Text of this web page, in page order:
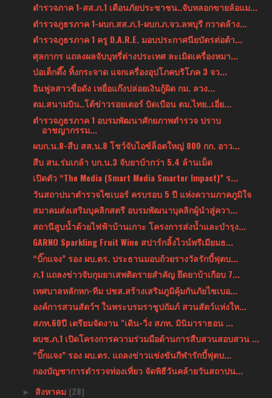
ตำรวจภาค 1-สส.ภ.1 เตือนภัยประชาชน..จับหลอกขายล้อแม...
ตำรวจภูธรภาค 1-ผบก.สส.ภ.1-ผบก.ภ.จว.ลพบุรี กวาดล้าง...
ตำรวจภูธรภาค 1 ครู D.A.R.E. มอบประกาศนียบัตรต่อต้า...
ศุลกากร แถลงผลจับบุหรี่ต่างประเทศ ละเมิดเครื่องหมา...
ป่อเต็กตึ๊ง ทิ้งกระจาด แจกเครื่องอุปโภคบริโภค 3 จว...
อินฟูลสาวชื่อดัง เหยื่อแก๊งปล่อยเงินกู้ผิด กม. ลวง...
ตม.สนามบิน..โต้ข่าวรอยเตอร์ บิดเบือน ตม.ไทย..เอี่ย...
ตำรวจภูธรภาค 1 อบรมพัฒนาศักยภาพตำรวจ ปราบ
อาชญากรรม...
ผบก.น.8-สืบ สส.น.8 โชว์จับไอซ์ล็อตใหญ่ 800 กก. อาว...
สืบ สน.ร่มเกล้า บก.น.3 จับยาบ้ากว่า 5.4 ล้านเม็ด
เปิดตัว “The Media (Smart Media Smarter Impact)” ร...
วันสถาปนาตำรวจไซเบอร์ ครบรอบ 5 ปี แห่งความภาคภูมิใจ
สมาคมส่งเสริมบุคลิกสตรี อบรมพัฒนาบุคลิกผู้นำสู่ควา...
สถานีสูบน้ำด้วยไฟฟ้าบ้านเกาะ โครงการส่งน้ำและบำรุง...
GARNO Sparkling Fruit Wine สปาร์กลิ้งไวน์พรีเมียมธ...
“บิ๊กแจง” รอง ผบ.ตร. ประธานมอบถ้วยรางวัลรักบี้ฟุตบ...
ภ.1 แถลงข่าวจับกุมยาเสพติดรายสำคัญ ยึดยาบ้าเกือบ 7...
เทศบาลหลักหก-ทีม ปชส.สร้างเสริมภูมิคุ้มกันภัยไซเบอ...
องค์การสวนสัตว์ฯ ในพระบรมราชูปถัมภ์ สวนสัตว์แห่งให...
สภท.60ปี เตรียมจัดงาน "เดิน-วิ่ง สภท. มินิมาราธอน ...
ผบช.ภ.1 เปิดโครงการความร่วมมือด้านการสืบสวนสอบสวน ...
“บิ๊กแจง” รอง ผบ.ตร. แถลงข่าวแข่งขันกีฬารักบี้ฟุตบ...
กองบัญชาการตำรวจท่องเที่ยว จัดพิธีวันคล้ายวันสถาปน...
► สิงหาคม (28)